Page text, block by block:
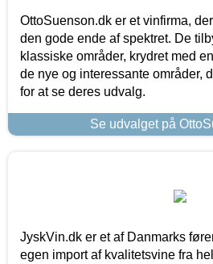
OttoSuenson.dk er et vinfirma,
den gode ende af spektret. De
klassiske områder, krydret med
de nye og interessante områder,
for at se deres udvalg.
Se udvalget på
JyskVin.dk er et af Danmarks
egen import af kvalitetsvine fra